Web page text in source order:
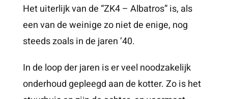
Het uiterlijk van de “ZK4 – Albatros” is, als
een van de weinige zo niet de enige, nog
steeds zoals in de jaren ’40.
In de loop der jaren is er veel noodzakelijk
onderhoud gepleegd aan de kotter. Zo is het